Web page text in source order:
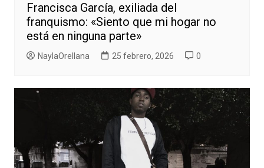
Francisca García, exiliada del
franquismo: «Siento que mi hogar no
está en ninguna parte»
NaylaOrellana 25 febrero, 2026 0